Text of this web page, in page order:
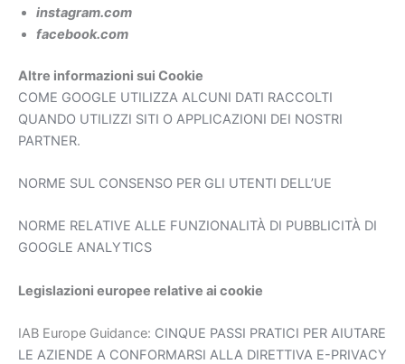
instagram.com
facebook.com
Altre informazioni sui Cookie
COME GOOGLE UTILIZZA ALCUNI DATI RACCOLTI
QUANDO UTILIZZI SITI O APPLICAZIONI DEI NOSTRI
PARTNER.
NORME SUL CONSENSO PER GLI UTENTI DELL’UE
NORME RELATIVE ALLE FUNZIONALITÀ DI PUBBLICITÀ DI
GOOGLE ANALYTICS
Legislazioni europee relative ai cookie
IAB Europe Guidance: CINQUE PASSI PRATICI PER AIUTARE
LE AZIENDE A CONFORMARSI ALLA DIRETTIVA E-PRIVACY